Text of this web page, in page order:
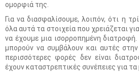
ομορφιά της.
Για να διασφαλίσουμε, λοιπόν, ότι η
όλα αυτά τα στοιχεία που χρειάζεται
να έχουμε μια ισορροπημένη διατροφή.
μπορούν να συμβάλουν και αυτές
περισσότερες φορές δεν είναι
έχουν καταστρεπτικές συνέπειες για τα